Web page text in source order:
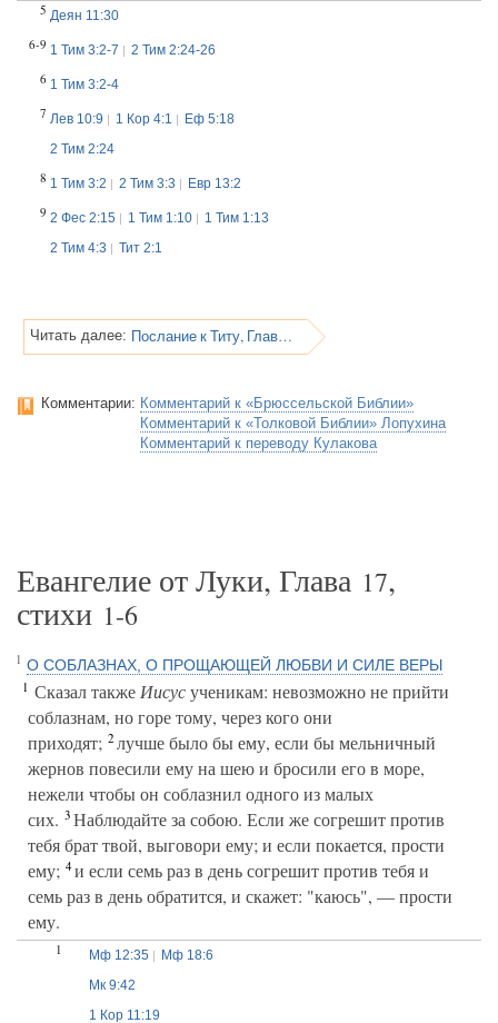
5 Деян 11:30
6-9 1 Тим 3:2-7 2 Тим 2:24-26
6 1 Тим 3:2-4
7 Лев 10:9 1 Кор 4:1
Еф 5:18
2 Тим 2:24
8 1 Тим 3:2 2 Тим 3:3 Евр 13:2
9 2 Фес 2:15 1 Тим 1:10
1 Тим 1:13
2 Тим 4:3
Тит 2:1
Читать далее: Послание к Титу, Глава 1
Комментарии: Комментарий к «Брюссельской Библии»
Комментарий к «Толковой Библии» Лопухина
Комментарий к переводу Кулакова
Евангелие от Луки, Глава 17,
стихи 1-6
1 О СОБЛАЗНАХ, О ПРОЩАЮЩЕЙ ЛЮБВИ И СИЛЕ ВЕРЫ
1 Сказал также Иисусученикам: невозможно не прийти
соблазнам, но горе тому, через кого они
приходят; 2лучше было бы ему, если бы мельничный
жернов повесили ему на шею и бросили его в море,
нежели чтобы он соблазнил одного из малых
сих. 3Наблюдайте за собою. Если же согрешит против
тебя брат твой, выговори ему; и если покается, прости
ему; 4и если семь раз в день согрешит против тебя и
семь раз в день обратится, и скажет: "каюсь", — прости
ему.
1 Мф 12:35
Мф 18:6
Мк 9:42
1 Кор 11:19